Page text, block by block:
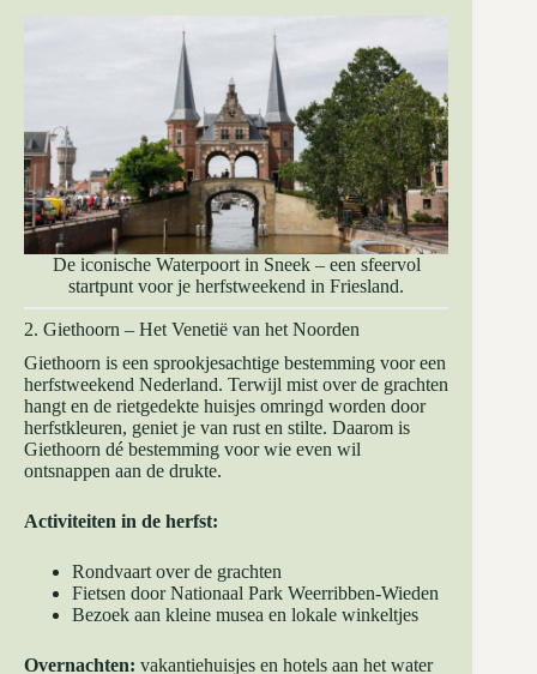
De iconische Waterpoort in Sneek – een sfeervol
startpunt voor je herfstweekend in Friesland.
2. Giethoorn – Het Venetië van het Noorden
Giethoorn is een sprookjesachtige bestemming voor een
herfstweekend Nederland. Terwijl mist over de grachten
hangt en de rietgedekte huisjes omringd worden door
herfstkleuren, geniet je van rust en stilte. Daarom is
Giethoorn dé bestemming voor wie even wil
ontsnappen aan de drukte.
Activiteiten in de herfst:
Rondvaart over de grachten
Fietsen door Nationaal Park Weerribben-Wieden
Bezoek aan kleine musea en lokale winkeltjes
Overnachten: vakantiehuisjes en hotels aan het water